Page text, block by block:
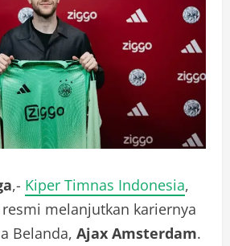
,- Kiper Timnas Indonesia,
resmi melanjutkan kariernya
Belanda, Ajax Amsterdam.